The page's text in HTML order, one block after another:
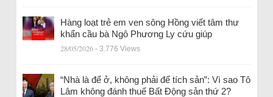
Hàng loạt trẻ em ven sông Hồng viết tâm thư
khẩn cầu bà Ngô Phương Ly cứu giúp
28/05/2026 - 3.776 Views
“Nhà là để ở, không phải để tích sản”: Vì sao Tô
Lâm không đánh thuế Bất Động sản thứ 2?